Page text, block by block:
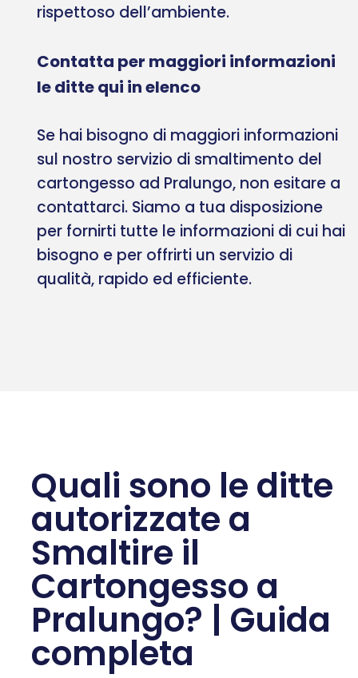
rispettoso dell’ambiente.
Contatta per maggiori informazioni
le ditte qui in elenco
Se hai bisogno di maggiori informazioni
sul nostro servizio di smaltimento del
cartongesso ad Pralungo, non esitare a
contattarci. Siamo a tua disposizione
per fornirti tutte le informazioni di cui hai
bisogno e per offrirti un servizio di
qualità, rapido ed efficiente.
Quali sono le ditte
autorizzate a
Smaltire il
Cartongesso a
Pralungo? | Guida
completa